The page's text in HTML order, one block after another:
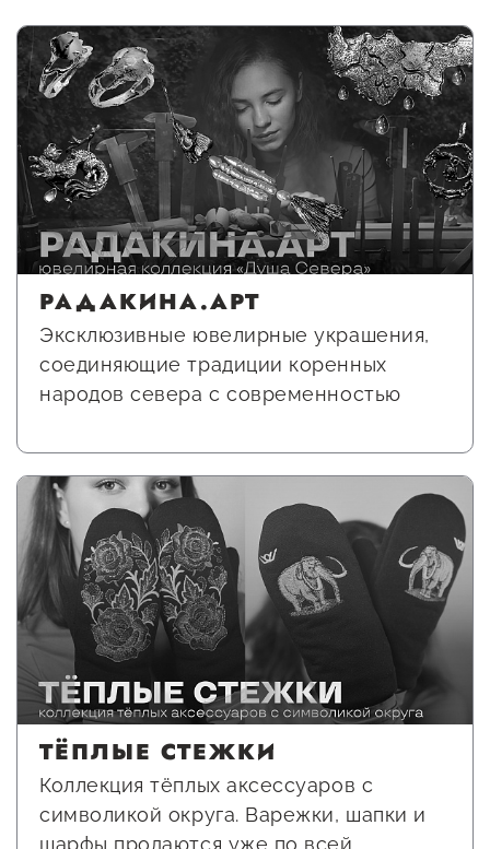
Меры поддержки
Навигатор по мерам
поддержки
Имущественная поддержка
Консультационная поддержка
Образовательная поддержка
Поддержка креативного и
предпринимательства
Поддержка экспортеров
Финансовая поддержка
Меры поддержки в условиях
внешнего санкционного
давления
Центры поддержки
Центр информационно-
консультационного
РАДАКИНА.АРТ
Эксклюзивные ювелирные украшения,
соединяющие традиции коренных
народов севера с современностью
ТЁПЛЫЕ СТЕЖКИ
Коллекция тёплых аксессуаров с
символикой округа. Варежки, шапки и